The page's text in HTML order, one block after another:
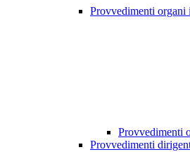
Provvedimenti
Provvedimenti
Provvedimenti